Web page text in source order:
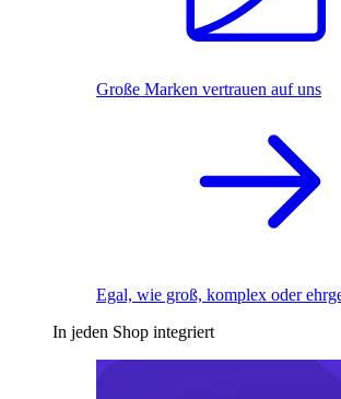
Große Marken vertrauen auf uns
Egal, wie groß, komplex oder
In jeden Shop integriert